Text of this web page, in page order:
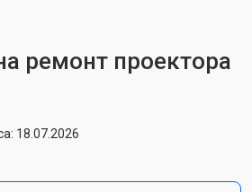
ремонт проектора
18.07.2026